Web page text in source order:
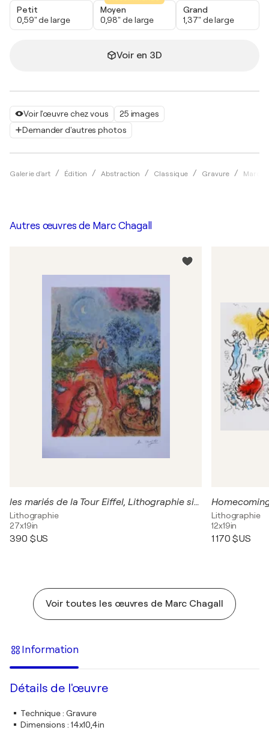
Voir l'œuvre chez vous
25 images
Demander d'autres photos
Galerie d'art Édition Abstraction Classique Gravure Marc
Petit
0,59" de large
Moyen
0,98" de large
Grand
1,37" de large
Voir en 3D
Autres œuvres de Marc Chagall
les mariés de la Tour Eiffel, Lithographie signée
Lithographie
27x19in
390 $US
Lithographie
12x19in
1 170 $US
Voir toutes les œuvres de Marc Chagall
Information
Détails de l'œuvre
Technique: Gravure
Dimensions : 14x10,4in